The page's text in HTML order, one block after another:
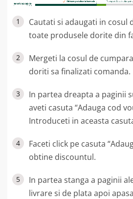
1
Cautati si adaugati in cosul
toate produsele dorite din
2
Mergeti la cosul de
doriti sa finalizati comanda.
3
In partea dreapta a paginii
aveti casuta “Adauga cod
Introduceti in aceasta
4
Faceti click pe casuta
obtine discountul.
5
In partea stanga a paginii
livrare si de plata apoi